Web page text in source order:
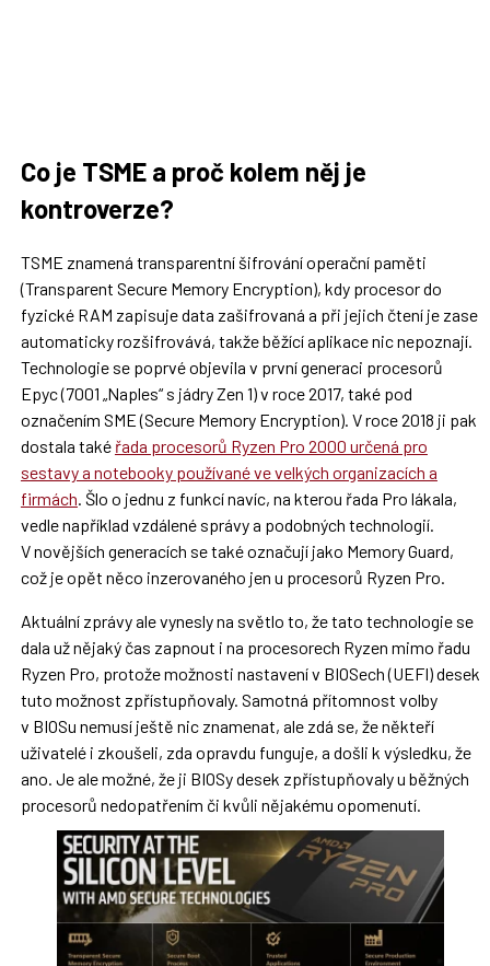
Co je TSME a proč kolem něj je
kontroverze?
TSME znamená transparentní šifrování operační paměti
(Transparent Secure Memory Encryption), kdy procesor do
fyzické RAM zapisuje data zašifrovaná a při jejich čtení je zase
automaticky rozšifrovává, takže běžící aplikace nic nepoznají.
Technologie se poprvé objevila v první generaci procesorů
Epyc (7001 „Naples“ s jádry Zen 1) v roce 2017, také pod
označením SME (Secure Memory Encryption). V roce 2018 ji pak
dostala také řada procesorů Ryzen Pro 2000 určená pro
sestavy a notebooky používané ve velkých organizacích a
firmách . Šlo o jednu z funkcí navíc, na kterou řada Pro lákala,
vedle například vzdálené správy a podobných technologií.
V novějších generacích se také označují jako Memory Guard,
což je opět něco inzerovaného jen u procesorů Ryzen Pro.
Aktuální zprávy ale vynesly na světlo to, že tato technologie se
dala už nějaký čas zapnout i na procesorech Ryzen mimo řadu
Ryzen Pro, protože možnosti nastavení v BIOSech (UEFI) desek
tuto možnost zpřístupňovaly. Samotná přítomnost volby
v BIOSu nemusí ještě nic znamenat, ale zdá se, že někteří
uživatelé i zkoušeli, zda opravdu funguje, a došli k výsledku, že
ano. Je ale možné, že ji BIOSy desek zpřístupňovaly u běžných
procesorů nedopatřením či kvůli nějakému opomenutí.